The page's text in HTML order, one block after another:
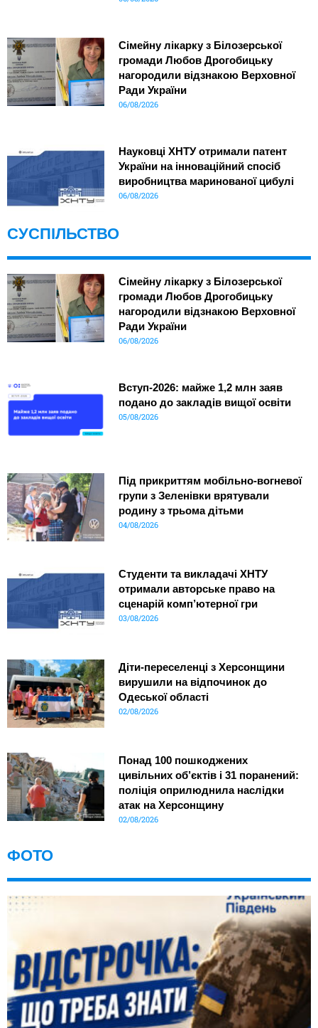
Сімейну лікарку з Білозерської
громади Любов Дрогобицьку
нагородили відзнакою Верховної
Ради України
06/08/2026
Науковці ХНТУ отримали патент
України на інноваційний спосіб
виробництва маринованої цибулі
06/08/2026
СУСПІЛЬСТВО
Сімейну лікарку з Білозерської
громади Любов Дрогобицьку
нагородили відзнакою Верховної
Ради України
06/08/2026
Вступ-2026: майже 1,2 млн заяв
подано до закладів вищої освіти
05/08/2026
Під прикриттям мобільно-вогневої
групи з Зеленівки врятували
родину з трьома дітьми
04/08/2026
Студенти та викладачі ХНТУ
отримали авторське право на
сценарій комп’ютерної гри
03/08/2026
Діти-переселенці з Херсонщини
вирушили на відпочинок до
Одеської області
02/08/2026
Понад 100 пошкоджених
цивільних об’єктів і 31 поранений:
поліція оприлюднила наслідки
атак на Херсонщину
02/08/2026
ФОТО